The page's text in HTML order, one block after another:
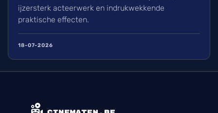
ijzersterk acteerwerk en indrukwekkende
praktische effecten.
18-07-2026